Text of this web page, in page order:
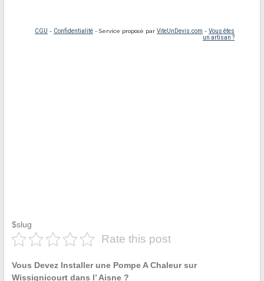
$slug
Rate this post
Vous Devez Installer une Pompe A Chaleur sur
Wissignicourt dans l’ Aisne ?